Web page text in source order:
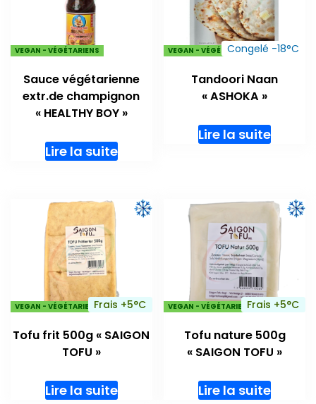
VEGAN - VÉGÉTARIENS
Sauce végétarienne
extr.de champignon
« HEALTHY BOY »
Lire la suite
VEGAN - VÉGÉTARIENSCongelé -18°C
Tandoori Naan
« ASHOKA »
Lire la suite
VEGAN - VÉGÉTARIENSFrais +5°C
Tofu frit 500g « SAIGON
TOFU »
Lire la suite
VEGAN - VÉGÉTARIENSFrais +5°C
Tofu nature 500g
« SAIGON TOFU »
Lire la suite